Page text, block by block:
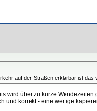
auf den Straßen erklärbar ist das
wird über zu kurze
und korrekt - eine wenige